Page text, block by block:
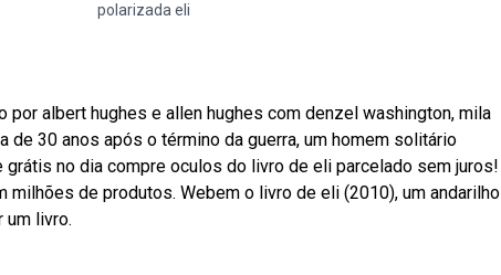
polarizada eli
albert hughes e allen hughes com denzel washington, mila
de 30 anos após o término da guerra, um homem solitário
no dia compre oculos do livro de eli parcelado sem juros!
de produtos. Webem o livro de eli (2010), um andarilho
um livro.